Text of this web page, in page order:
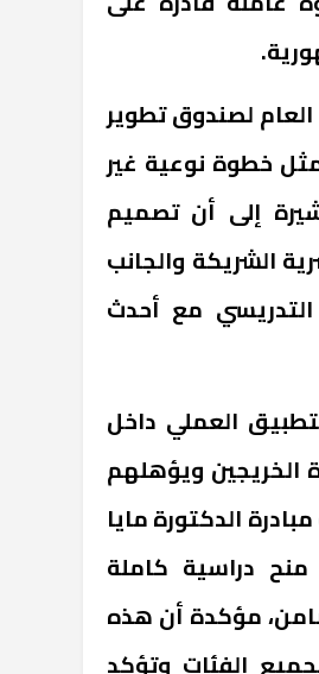
لصندوق تطوير
خطوة نوعية غير
إلى أن تصميم
الشريكة والجانب
التدريسي مع أحدث
العملي داخل
الخريجين ويؤهلهم
الدكتورة مايا
مرسي، وزيرة التضامن الاجتماعي، بتخصيص ١٠ منح دراسية كاملة
مؤكدة أن هذه
الفئات وتؤكد